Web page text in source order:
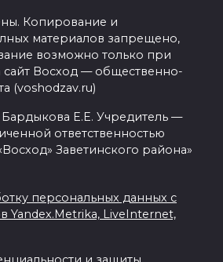
Копирование и
материалов запрещено,
возможно только при
сайт Восход — общественно-
(voshodzav.ru)
Е.Е. Учредитель —
ответственностью
Заветинского района»
персональных данных с
Yandex.Metrika, LiveInternet,